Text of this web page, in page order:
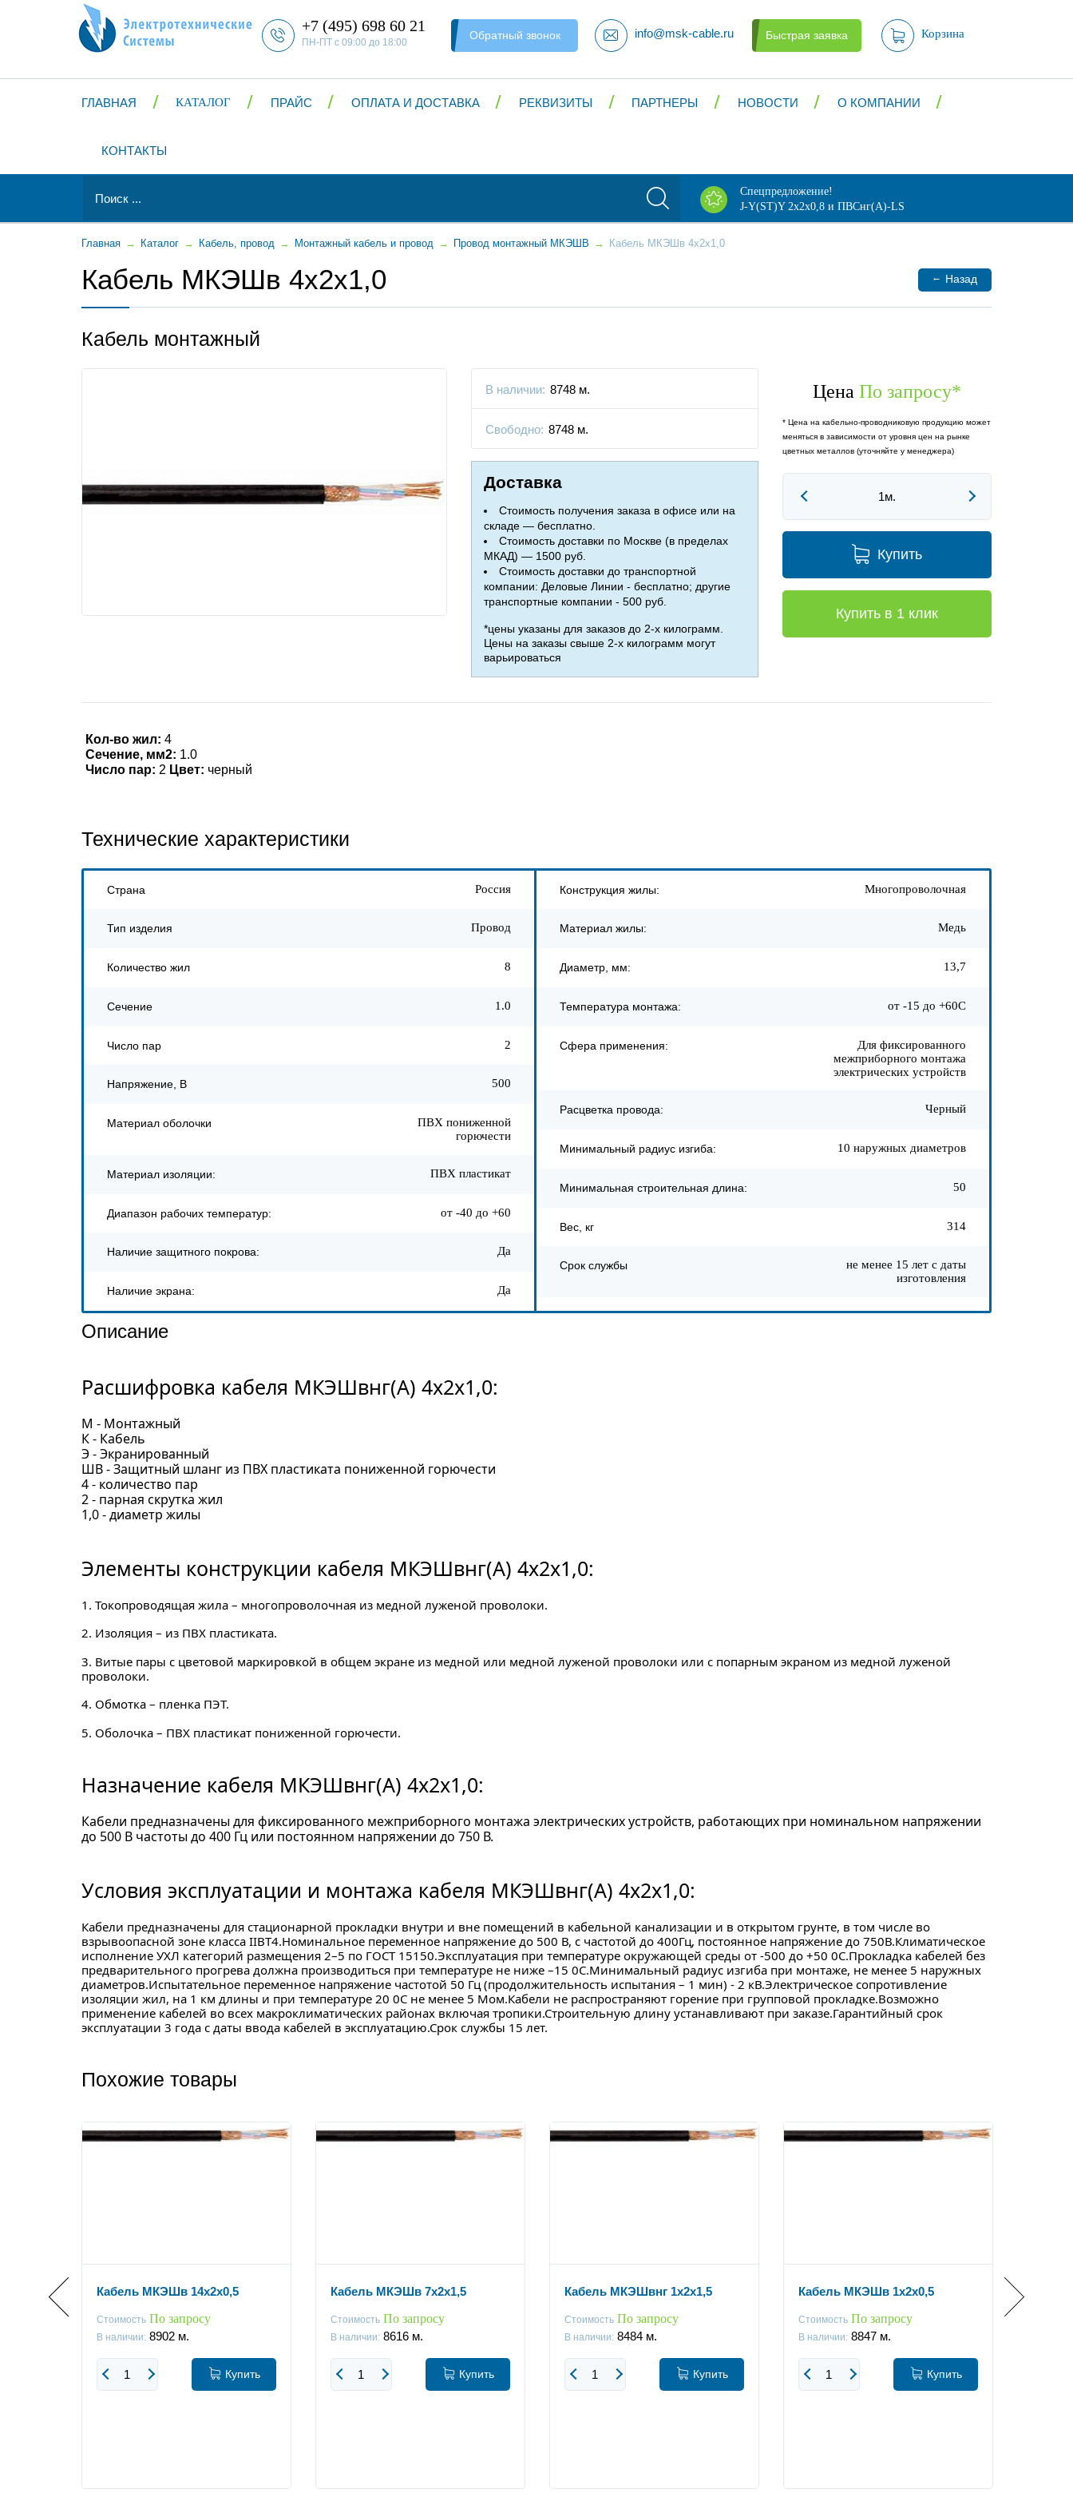
+7 (495) 698 60 21
ПН-ПТ с 09:00 до 18:00
Обратный звонок info@msk-cable.ru Быстрая заявка Корзина
ГЛАВНАЯ КАТАЛОГ ПРАЙС ОПЛАТА И ДОСТАВКА РЕКВИЗИТЫ ПАРТНЕРЫ НОВОСТИ О КОМПАНИИ
КОНТАКТЫ
Спецпредложение!
J-Y(ST)Y 2х2х0,8 и ПВСнг(А)-LS
Главная → Каталог → Кабель, провод → Монтажный кабель и провод → Провод монтажный МКЭШВ → Кабель МКЭШв 4x2х1,0
Кабель МКЭШв 4x2х1,0 ← Назад
Кабель монтажный
В наличии: 8748 м.
Свободно: 8748 м.
Доставка
Стоимость получения заказа в офисе или на
складе — бесплатно.
Стоимость доставки по Москве (в пределах
МКАД) — 1500 руб.
Стоимость доставки до транспортной
компании: Деловые Линии - бесплатно; другие
транспортные компании - 500 руб.
*цены указаны для заказов до 2-х килограмм.
Цены на заказы свыше 2-х килограмм могут
варьироваться
Цена По запросу*
* Цена на кабельно-проводниковую продукцию может
меняться в зависимости от уровня цен на рынке
цветных металлов (уточняйте у менеджера)
Купить
Купить в 1 клик
Кол-во жил: 4
Сечение, мм2: 1.0
Число пар: 2 Цвет: черный
Технические характеристики
Страна Россия
Тип изделия Провод
Количество жил 8
Сечение 1.0
Число пар 2
Напряжение, В 500
Материал оболочки
ПВХ пониженной
горючести
Материал изоляции: ПВХ пластикат
Диапазон рабочих температур: от -40 до +60
Наличие защитного покрова: Да
Наличие экрана: Да
Конструкция жилы: Многопроволочная
Материал жилы: Медь
Диаметр, мм: 13,7
Температура монтажа: от -15 до +60С
Сфера применения:
Для фиксированного
межприборного монтажа
электрических устройств
Расцветка провода: Черный
Минимальный радиус изгиба: 10 наружных диаметров
Минимальная строительная длина: 50
Вес, кг 314
Срок службы
не менее 15 лет с даты
изготовления
Описание
Расшифровка кабеля МКЭШвнг(A) 4x2х1,0:
М - Монтажный
К - Кабель
Э - Экранированный
ШВ - Защитный шланг из ПВХ пластиката пониженной горючести
4 - количество пар
2 - парная скрутка жил
1,0 - диаметр жилы
Элементы конструкции кабеля МКЭШвнг(A) 4x2х1,0:
1. Токопроводящая жила – многопроволочная из медной луженой проволоки.
2. Изоляция – из ПВХ пластиката.
3. Витые пары с цветовой маркировкой в общем экране из медной или медной луженой проволоки или с попарным экраном из медной луженой
проволоки.
4. Обмотка – пленка ПЭТ.
5. Оболочка – ПВХ пластикат пониженной горючести.
Назначение кабеля МКЭШвнг(A) 4x2х1,0:
Кабели предназначены для фиксированного межприборного монтажа электрических устройств, работающих при номинальном напряжении
до 500 В частоты до 400 Гц или постоянном напряжении до 750 В.
Условия эксплуатации и монтажа кабеля МКЭШвнг(A) 4x2х1,0:
Кабели предназначены для стационарной прокладки внутри и вне помещений в кабельной канализации и в открытом грунте, в том числе во
взрывоопасной зоне класса IIВТ4.Номинальное переменное напряжение до 500 В, с частотой до 400Гц, постоянное напряжение до 750В.Климатическое
исполнение УХЛ категорий размещения 2–5 по ГОСТ 15150.Эксплуатация при температуре окружающей среды от -500 до +50 0C.Прокладка кабелей без
предварительного прогрева должна производиться при температуре не ниже –15 0С.Минимальный радиус изгиба при монтаже, не менее 5 наружных
диаметров.Испытательное переменное напряжение частотой 50 Гц (продолжительность испытания – 1 мин) - 2 кВ.Электрическое сопротивление
изоляции жил, на 1 км длины и при температуре 20 0С не менее 5 Мом.Кабели не распространяют горение при групповой прокладке.Возможно
применение кабелей во всех макроклиматических районах включая тропики.Строительную длину устанавливают при заказе.Гарантийный срок
эксплуатации 3 года с даты ввода кабелей в эксплуатацию.Срок службы 15 лет.
Похожие товары
Кабель МКЭШв 14x2х0,5
СтоимостьПо запросу
В наличии:8902 м.
Купить
Кабель МКЭШв 7x2х1,5
СтоимостьПо запросу
В наличии:8616 м.
Купить
Кабель МКЭШвнг 1x2х1,5
СтоимостьПо запросу
В наличии:8484 м.
Купить
Кабель МКЭШв 1x2х0,5
СтоимостьПо запросу
В наличии:8847 м.
Купить